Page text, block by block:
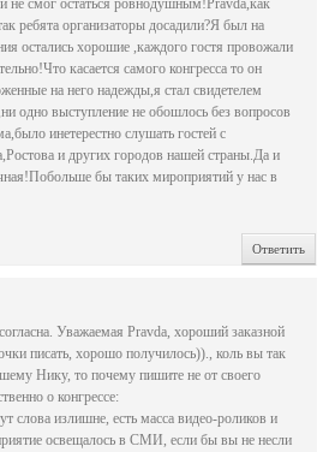
не смог остаться ровнодушным!Pravda,как
ребята организаторы досадили?Я был на
остались хорошие ,каждого гостя провожали
касается самого конгресса то он
на него надежды,я стал свидетелем
одно выступление не обошлось без вопросов
инетерестно слушать гостей с
и других городов нашей страны.Да и
бы таких мироприятий у нас в
Ответить
Уважаемая Pravda, хороший заказной
писать, хорошо получилось))., коль вы так
Нику, то почему пишите не от своего
о конгрессе:
слова излишне, есть масса видео-роликов и
освещалось в СМИ, если бы вы не несли